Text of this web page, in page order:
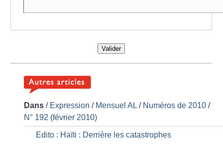
Valider
Dans / Expression / Mensuel AL / Numéros de 2010 /
N° 192 (février 2010)
Edito : Haïti : Derrière les catastrophes